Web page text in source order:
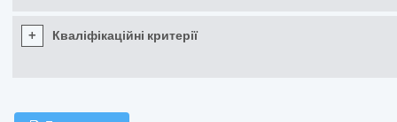
+ Кваліфікаційні критерії